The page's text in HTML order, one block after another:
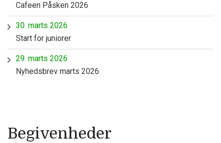
Cafeen Påsken 2026
30. marts 2026
Start for juniorer
29. marts 2026
Nyhedsbrev marts 2026
Begivenheder